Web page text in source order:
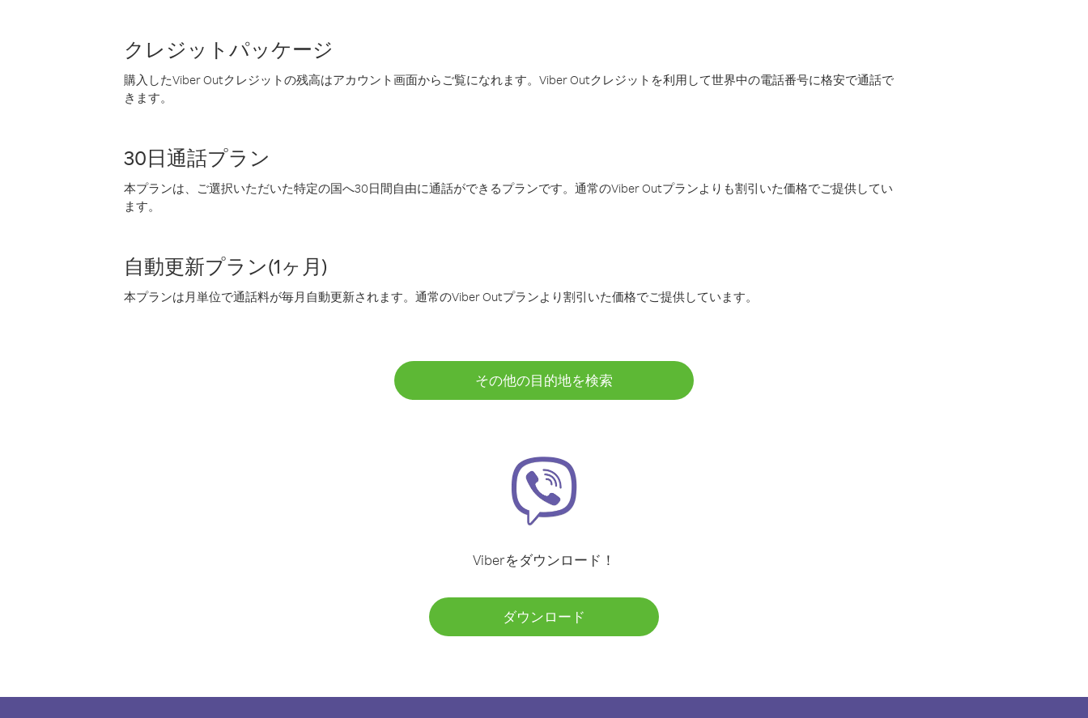
クレジットパッケージ
購入したViber Outクレジットの残高はアカウント画面からご覧になれます。Viber Outクレジットを利用して世界中の電話番号に格安で通話で
きます。
30日通話プラン
本プランは、ご選択いただいた特定の国へ30日間自由に通話ができるプランです。通常のViber Outプランよりも割引いた価格でご提供してい
ます。
自動更新プラン(1ヶ月)
本プランは月単位で通話料が毎月自動更新されます。通常のViber Outプランより割引いた価格でご提供しています。
その他の目的地を検索
Viberをダウンロード！
ダウンロード